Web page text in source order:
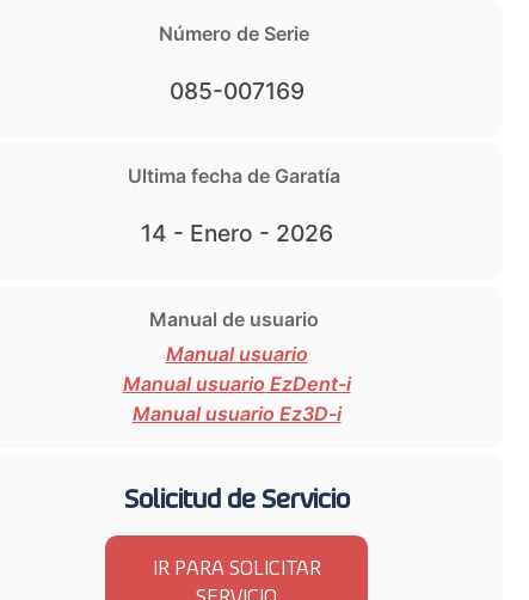
Número de Serie
085-007169
Ultima fecha de Garatía
14 - Enero - 2026
Manual de usuario
Manual usuario
Manual usuario EzDent-i
Manual usuario Ez3D-i
Solicitud de Servicio
IR PARA SOLICITAR
SERVICIO